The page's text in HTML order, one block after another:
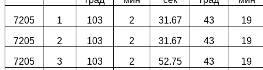
7205 1 103 2 31.67 43 19
7205 2 103 2 31.67 43 19
7205 3 103 2 52.75 43 19